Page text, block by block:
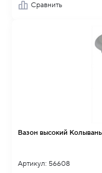
Сравнить
Артикул: 56608